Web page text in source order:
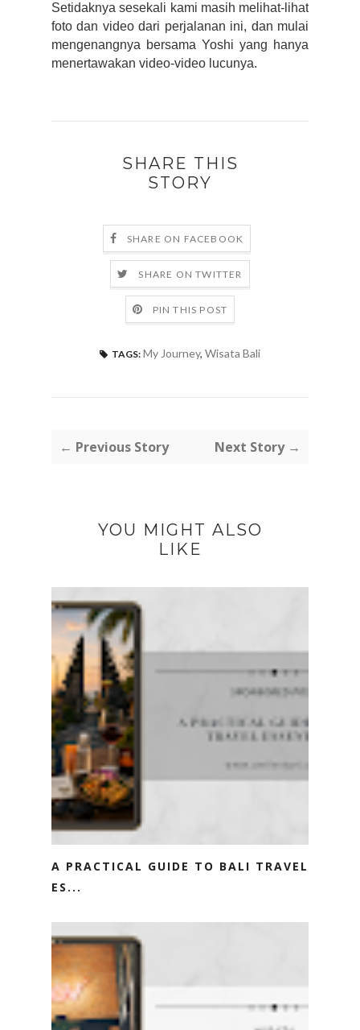
Setidaknya sesekali kami masih melihat-lihat
foto dan video dari perjalanan ini, dan mulai
mengenangnya bersama Yoshi yang hanya
menertawakan video-video lucunya.
SHARE THIS
STORY
SHARE ON FACEBOOK
SHARE ON TWITTER
PIN THIS POST
TAGS: My Journey, Wisata Bali
← Previous Story Next Story →
YOU MIGHT ALSO
LIKE
A PRACTICAL GUIDE TO BALI TRAVEL
ES...